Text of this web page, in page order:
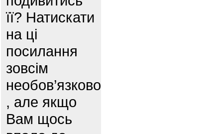
її? Натискати
на ці
посилання
зовсім
необов’язково
, але якщо
Вам щось